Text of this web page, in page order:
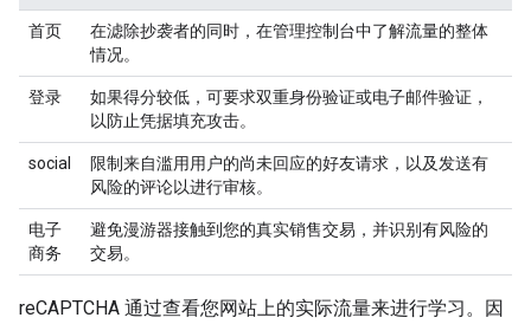
首页
在滤除抄袭者的同时，在管理控制台中了解流量的整体
情况。
登录
如果得分较低，可要求双重身份验证或电子邮件验证，
以防止凭据填充攻击。
social
限制来自滥用用户的尚未回应的好友请求，以及发送有
风险的评论以进行审核。
电子
商务
避免漫游器接触到您的真实销售交易，并识别有风险的
交易。
reCAPTCHA 通过查看您网站上的实际流量来进行学习。因